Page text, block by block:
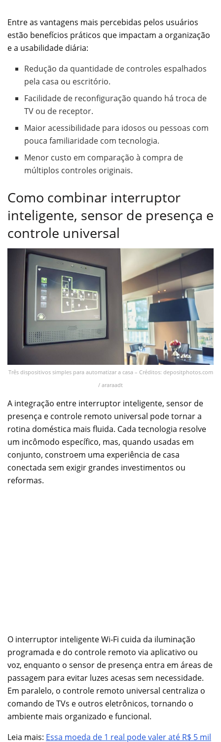
Entre as vantagens mais percebidas pelos usuários
estão benefícios práticos que impactam a organização
e a usabilidade diária:
Redução da quantidade de controles espalhados
pela casa ou escritório.
Facilidade de reconfiguração quando há troca de
TV ou de receptor.
Maior acessibilidade para idosos ou pessoas com
pouca familiaridade com tecnologia.
Menor custo em comparação à compra de
múltiplos controles originais.
Como combinar interruptor
inteligente, sensor de presença e
controle universal
Três dispositivos simples para automatizar a casa – Créditos: depositphotos.com
/ araraadt
A integração entre interruptor inteligente, sensor de
presença e controle remoto universal pode tornar a
rotina doméstica mais fluida. Cada tecnologia resolve
um incômodo específico, mas, quando usadas em
conjunto, constroem uma experiência de casa
conectada sem exigir grandes investimentos ou
reformas.
O interruptor inteligente Wi‑Fi cuida da iluminação
programada e do controle remoto via aplicativo ou
voz, enquanto o sensor de presença entra em áreas de
passagem para evitar luzes acesas sem necessidade.
Em paralelo, o controle remoto universal centraliza o
comando de TVs e outros eletrônicos, tornando o
ambiente mais organizado e funcional.
Leia mais: Essa moeda de 1 real pode valer até R$ 5 mil